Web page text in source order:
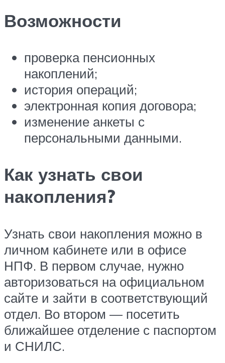
Возможности
проверка пенсионных
накоплений;
история операций;
электронная копия договора;
изменение анкеты с
персональными данными.
Как узнать свои
накопления?
Узнать свои накопления можно в
личном кабинете или в офисе
НПФ. В первом случае, нужно
авторизоваться на официальном
сайте и зайти в соответствующий
отдел. Во втором — посетить
ближайшее отделение с паспортом
и СНИЛС.